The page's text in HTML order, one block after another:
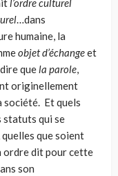
l’ordre culturel
…dans
humaine, la
objet d’échangeet
quela parole,
originellement
société. Et quels
statuts qui se
quelles que soient
ordre dit pour cette
son